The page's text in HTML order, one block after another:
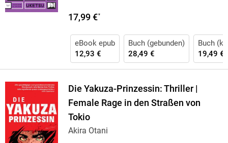
17,99 €*
eBook epub
12,93 €
Buch (gebunden)
28,49 €
Buch
19,49 €
Die Yakuza-Prinzessin: Thriller |
Female Rage in den Straßen von
Tokio
Akira Otani